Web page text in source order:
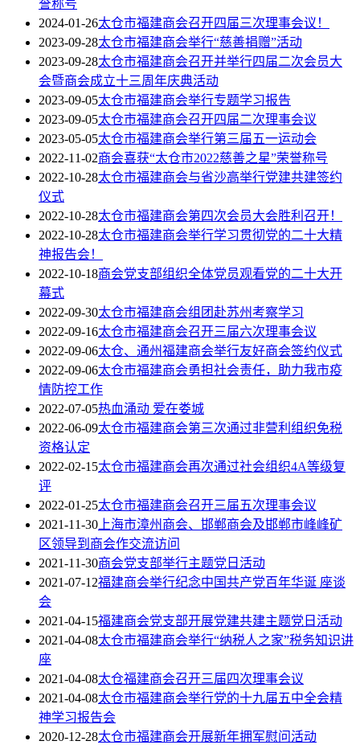
誉称号
2024-01-26太仓市福建商会召开四届三次理事会议！
2023-09-28太仓市福建商会举行“慈善捐赠”活动
2023-09-28太仓市福建商会召开并举行四届二次会员大
会暨商会成立十三周年庆典活动
2023-09-05太仓市福建商会举行专题学习报告
2023-09-05太仓市福建商会召开四届二次理事会议
2023-05-05太仓市福建商会举行第三届五一运动会
2022-11-02商会喜获“太仓市2022慈善之星”荣誉称号
2022-10-28太仓市福建商会与省沙高举行党建共建签约
仪式
2022-10-28太仓市福建商会第四次会员大会胜利召开！
2022-10-28太仓市福建商会举行学习贯彻党的二十大精
神报告会！
2022-10-18商会党支部组织全体党员观看党的二十大开
幕式
2022-09-30太仓市福建商会组团赴苏州考察学习
2022-09-16太仓市福建商会召开三届六次理事会议
2022-09-06太仓、通州福建商会举行友好商会签约仪式
2022-09-06太仓市福建商会勇担社会责任，助力我市疫
情防控工作
2022-07-05热血涌动 爱在娄城
2022-06-09太仓市福建商会第三次通过非营利组织免税
资格认定
2022-02-15太仓市福建商会再次通过社会组织4A等级复
评
2022-01-25太仓市福建商会召开三届五次理事会议
2021-11-30上海市漳州商会、邯郸商会及邯郸市峰峰矿
区领导到商会作交流访问
2021-11-30商会党支部举行主题党日活动
2021-07-12福建商会举行纪念中国共产党百年华诞 座谈
会
2021-04-15福建商会党支部开展党建共建主题党日活动
2021-04-08太仓市福建商会举行“纳税人之家”税务知识讲
座
2021-04-08太仓福建商会召开三届四次理事会议
2021-04-08太仓市福建商会举行党的十九届五中全会精
神学习报告会
2020-12-28太仓市福建商会开展新年拥军慰问活动